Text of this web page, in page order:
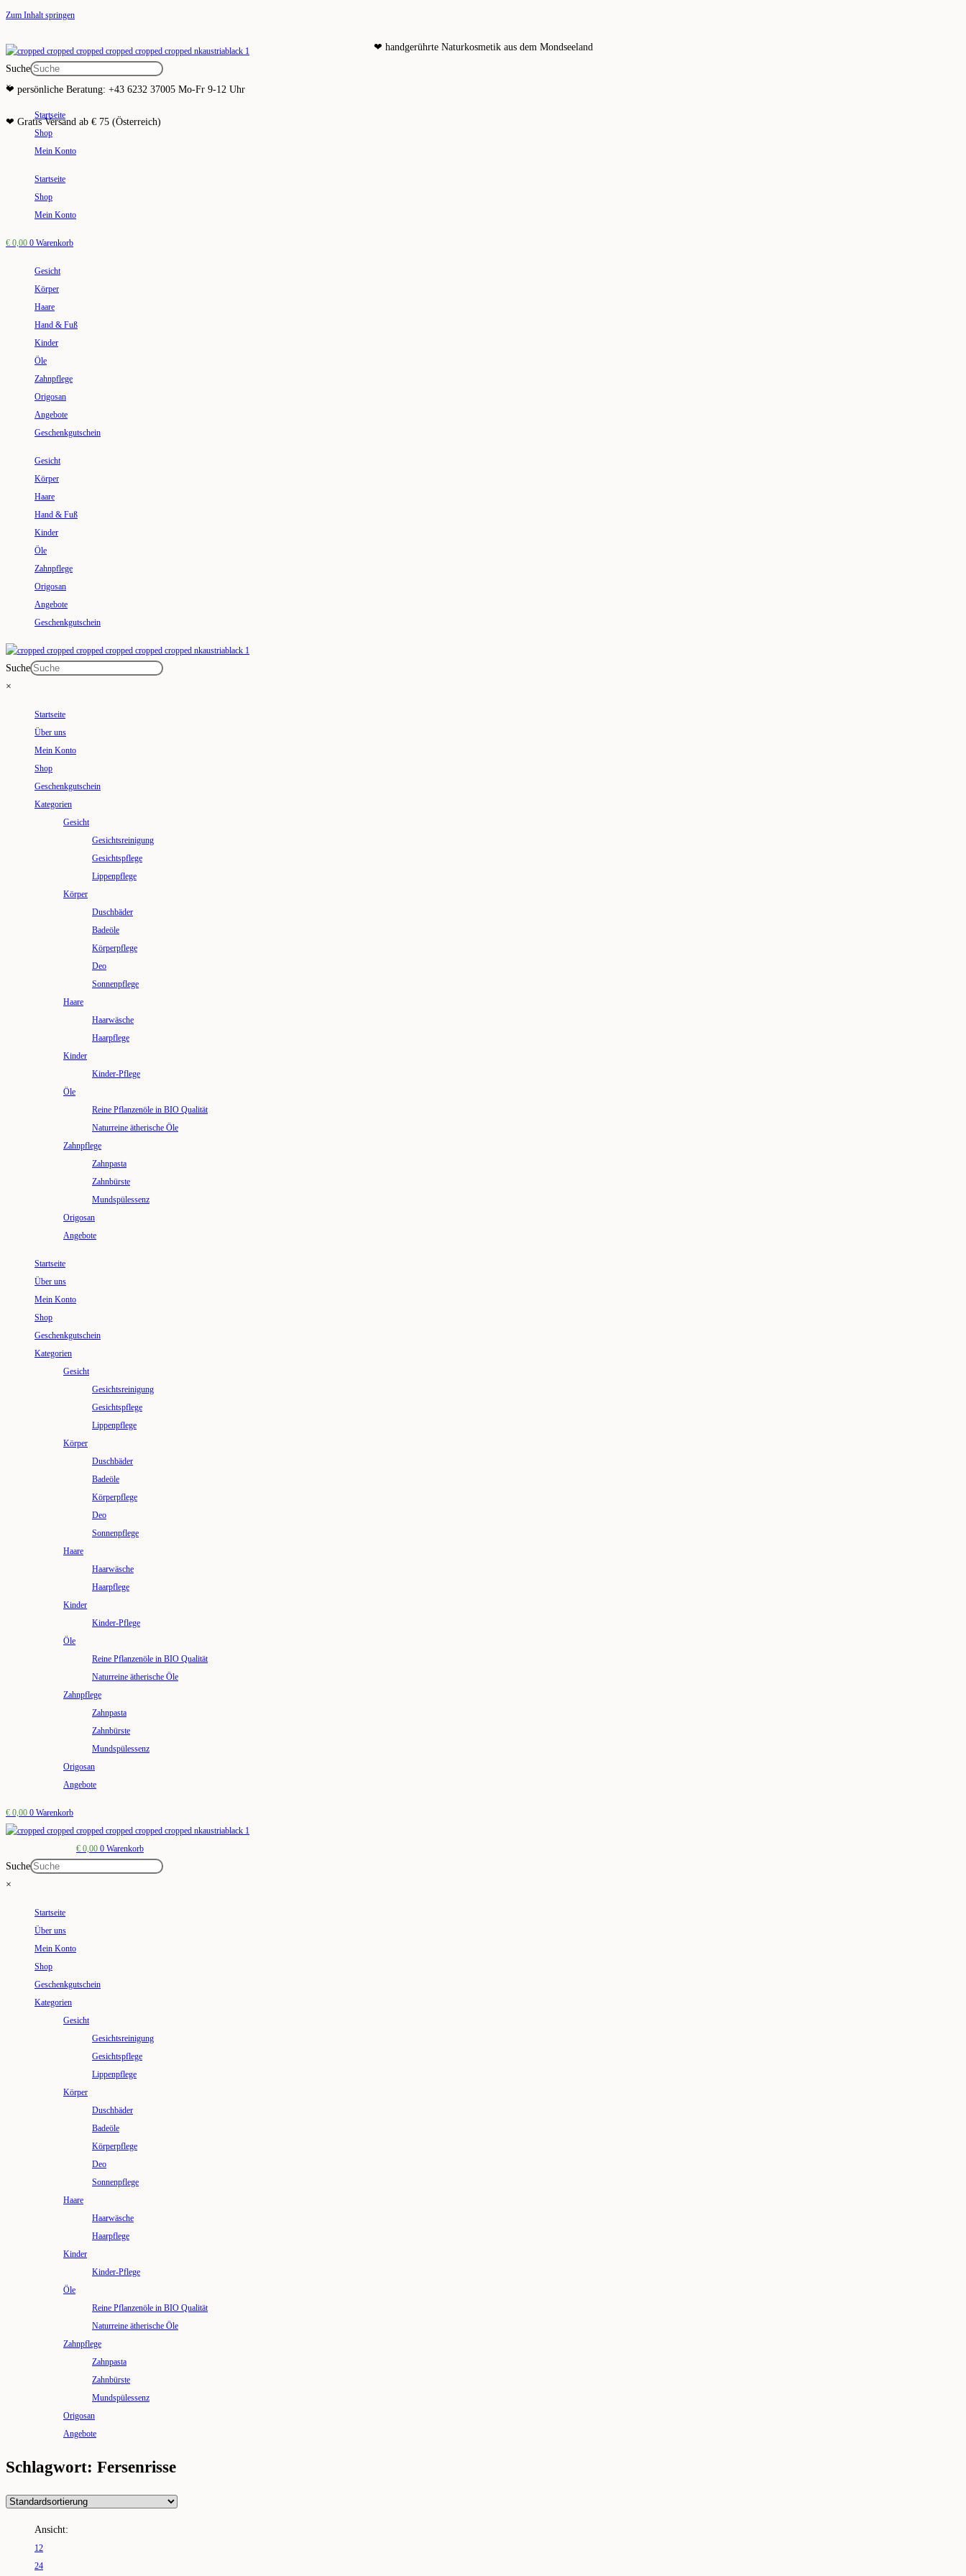
Zum Inhalt springen
❤ handgerührte Naturkosmetik aus dem Mondseeland
❤ persönliche Beratung: +43 6232 37005 Mo-Fr 9-12 Uhr
❤ Gratis Versand ab € 75 (Österreich)
Suche
×
Startseite
Shop
Mein Konto
Startseite
Shop
Mein Konto
€ 0,00 0 Warenkorb
Gesicht
Körper
Haare
Hand & Fuß
Kinder
Öle
Zahnpflege
Origosan
Angebote
Geschenkgutschein
Gesicht
Körper
Haare
Hand & Fuß
Kinder
Öle
Zahnpflege
Origosan
Angebote
Geschenkgutschein
Suche
×
Startseite
Über uns
Mein Konto
Shop
Geschenkgutschein
Kategorien
Gesicht
Gesichtsreinigung
Gesichtspflege
Lippenpflege
Körper
Duschbäder
Badeöle
Körperpflege
Deo
Sonnenpflege
Haare
Haarwäsche
Haarpflege
Kinder
Kinder-Pflege
Öle
Reine Pflanzenöle in BIO Qualität
Naturreine ätherische Öle
Zahnpflege
Zahnpasta
Zahnbürste
Mundspülessenz
Origosan
Angebote
Startseite
Über uns
Mein Konto
Shop
Geschenkgutschein
Kategorien
Gesicht
Gesichtsreinigung
Gesichtspflege
Lippenpflege
Körper
Duschbäder
Badeöle
Körperpflege
Deo
Sonnenpflege
Haare
Haarwäsche
Haarpflege
Kinder
Kinder-Pflege
Öle
Reine Pflanzenöle in BIO Qualität
Naturreine ätherische Öle
Zahnpflege
Zahnpasta
Zahnbürste
Mundspülessenz
Origosan
Angebote
€ 0,00 0 Warenkorb
€ 0,00 0 Warenkorb
Suche
×
Startseite
Über uns
Mein Konto
Shop
Geschenkgutschein
Kategorien
Gesicht
Gesichtsreinigung
Gesichtspflege
Lippenpflege
Körper
Duschbäder
Badeöle
Körperpflege
Deo
Sonnenpflege
Haare
Haarwäsche
Haarpflege
Kinder
Kinder-Pflege
Öle
Reine Pflanzenöle in BIO Qualität
Naturreine ätherische Öle
Zahnpflege
Zahnpasta
Zahnbürste
Mundspülessenz
Origosan
Angebote
Schlagwort: Fersenrisse
Ansicht:
12
24